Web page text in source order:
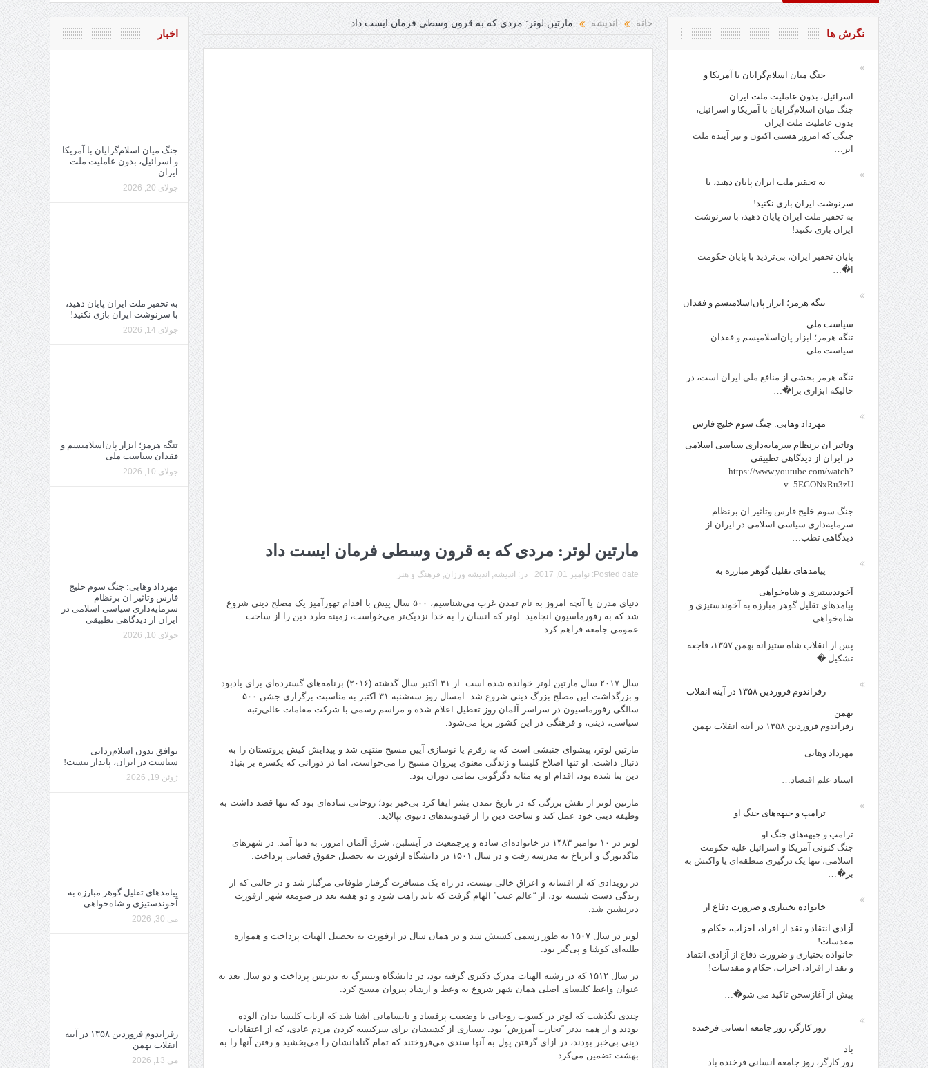
و نقد از افراد، احزاب، حکام و مقدسات! روز کارگر، روز جامعه انسانی فرخنده باد
خانه اندیشه مارتین لوتر: مردی که به قرون وسطی فرمان ایست داد
مارتین لوتر: مردی که به قرون وسطی فرمان ایست داد
Posted date: نوامبر 01, 2017 در: اندیشه, اندیشه ورزان, فرهنگ و هنر
دنیای مدرن یا آنچه امروز به نام تمدن غرب می‌شناسیم، ۵۰۰ سال پیش با اقدام تهورآمیز یک مصلح دینی شروع
شد که به رفورماسیون انجامید. لوتر که انسان را به خدا نزدیک‌تر می‌خواست، زمینه طرد دین را از ساحت
عمومی جامعه فراهم کرد.
سال ۲۰۱۷ سال مارتین لوتر خوانده شده است. از ۳۱ اکتبر سال گذشته (۲۰۱۶) برنامه‌های گسترده‌ای برای یادبود
و بزرگداشت این مصلح بزرگ دینی شروع شد. امسال روز سه‌شنبه ۳۱ اکتبر به مناسبت برگزاری جشن ۵۰۰
سالگی رفورماسیون در سراسر آلمان روز تعطیل اعلام شده و مراسم رسمی با شرکت مقامات عالی‌رتبه
سیاسی، دینی، و فرهنگی در این کشور برپا می‌شود.
مارتین لوتر، پیشوای جنبشی است که به رفرم یا نوسازی آیین مسیح منتهی شد و پیدایش کیش پروتستان را به
دنبال داشت. او تنها اصلاح کلیسا و زندگی معنوی پیروان مسیح را می‌خواست، اما در دورانی که یکسره بر بنیاد
دین بنا شده بود، اقدام او به مثابه دگرگونی تمامی دوران بود.
مارتین لوتر از نقش بزرگی که در تاریخ تمدن بشر ایفا کرد بی‌خبر بود؛ روحانی ساده‌ای بود که تنها قصد داشت به
وظیفه دینی خود عمل کند و ساحت دین را از قیدوبندهای دنیوی بپالاید.
لوتر در ۱۰ نوامبر ۱۴۸۳ در خانواده‌ای ساده و پرجمعیت در آیسلبن، شرق آلمان امروز، به دنیا آمد. در شهرهای
ماگدبورگ و آیزناخ به مدرسه رفت و در سال ۱۵۰۱ در دانشگاه ارفورت به تحصیل حقوق قضایی پرداخت.
در رویدادی که از افسانه و اغراق خالی نیست، در راه یک مسافرت گرفتار طوفانی مرگبار شد و در حالتی که از
زندگی دست شسته بود، از “عالم غیب” الهام گرفت که باید راهب شود و دو هفته بعد در صومعه شهر ارفورت
دیرنشین شد.
لوتر در سال ۱۵۰۷ به طور رسمی کشیش شد و در همان سال در ارفورت به تحصیل الهیات پرداخت و همواره
طلبه‌ای کوشا و پی‌گیر بود.
در سال ۱۵۱۲ که در رشته الهیات مدرک دکتری گرفته بود، در دانشگاه ویتنبرگ به تدریس پرداخت و دو سال بعد به
عنوان واعظ کلیسای اصلی همان شهر شروع به وعظ و ارشاد پیروان مسیح کرد.
چندی نگذشت که لوتر در کسوت روحانی با وضعیت پرفساد و نابسامانی آشنا شد که ارباب کلیسا بدان آلوده
بودند و از همه بدتر “تجارت آمرزش” بود. بسیاری از کشیشان برای سرکیسه کردن مردم عادی، که از اعتقادات
دینی بی‌خبر بودند، در ازای گرفتن پول به آنها سندی می‌فروختند که تمام گناهانشان را می‌بخشید و رفتن آنها را به
بهشت تضمین می‌کرد.
اخبار
جنگ میان اسلام‌گرایان با آمریکا
و اسرائیل، بدون عاملیت ملت
ایران
جولای 20, 2026
به تحقیر ملت ایران پایان دهید،
با سرنوشت ایران بازی نکنید!
جولای 14, 2026
تنگه هرمز؛ ابزار پان‌اسلامیسم و
فقدان سیاست ملی
جولای 10, 2026
مهرداد وهابی: جنگ سوم خلیج
فارس وتاثیر ان برنظام
سرمایه‌داری سیاسی اسلامی در
ایران از دیدگاهی تطبیقی
جولای 10, 2026
توافق بدون اسلام‌زدایی
سیاست در ایران، پایدار نیست!
ژوئن 19, 2026
پیامدهای تقلیل گوهر مبارزه به
آخوندستیزی و شاه‌خواهی
می 30, 2026
رفراندوم فروردین ۱۳۵۸ در آینه
انقلاب بهمن
می 13, 2026
نگرش ها
جنگ میان اسلام‌گرایان با آمریکا و
اسرائیل، بدون عاملیت ملت ایران
جنگ میان اسلام‌گرایان با آمریکا و اسرائیل،
بدون عاملیت ملت ایران
جنگی که امروز هستی اکنون و نیز آینده ملت
ایر…
به تحقیر ملت ایران پایان دهید، با
سرنوشت ایران بازی نکنید!
به تحقیر ملت ایران پایان دهید، با سرنوشت
ایران بازی نکنید!
پایان تحقیر ایران، بی‌تردید با پایان حکومت
ا�…
تنگه هرمز؛ ابزار پان‌اسلامیسم و فقدان
سیاست ملی
تنگه هرمز؛ ابزار پان‌اسلامیسم و فقدان
سیاست ملی
تنگه هرمز بخشی از منافع ملی ایران است، در
حالیکه ابزاری برا�…
مهرداد وهابی: جنگ سوم خلیج فارس
وتاثیر ان برنظام سرمایه‌داری سیاسی اسلامی
در ایران از دیدگاهی تطبیقی
https://www.youtube.com/watch?
v=5EGONxRu3zU
جنگ سوم خلیج فارس وتاثیر ان برنظام
سرمایه‌داری سیاسی اسلامی در ایران از
دیدگاهی تطب…
پیامدهای تقلیل گوهر مبارزه به
آخوندستیزی و شاه‌خواهی
پیامدهای تقلیل گوهر مبارزه به آخوندستیزی و
شاه‌خواهی
پس از انقلاب شاه ستیزانه بهمن ۱۳۵۷، فاجعه
تشکیل �…
رفراندوم فروردین ۱۳۵۸ در آینه انقلاب
بهمن
رفراندوم فروردین ۱۳۵۸ در آینه انقلاب بهمن
مهرداد وهابی
استاد علم اقتصاد…
ترامپ و جبهه‌های جنگ او
ترامپ و جبهه‌های جنگ او
جنگ کنونی آمریکا و اسرائیل علیه حکومت
اسلامی، تنها یک درگیری منطقه‌ای یا واکنش به
بر�…
خانواده بختیاری و ضرورت دفاع از
آزادی انتقاد و نقد از افراد، احزاب، حکام و
مقدسات!
خانواده بختیاری و ضرورت دفاع از آزادی انتقاد
و نقد از افراد، احزاب، حکام و مقدسات!
پیش از آغازسخن تاکید می شو�…
روز کارگر، روز جامعه انسانی فرخنده
باد
روز کارگر، روز جامعه انسانی فرخنده باد